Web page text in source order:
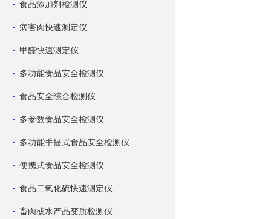
食品添加剂检测仪
病害肉快速测定仪
甲醛快速测定仪
多功能食品安全检测仪
食品安全综合检测仪
多参数食品安全检测仪
多功能手提式食品安全检测仪
便携式食品安全检测仪
食品二氧化硫快速测定仪
畜肉或水产品变质检测仪